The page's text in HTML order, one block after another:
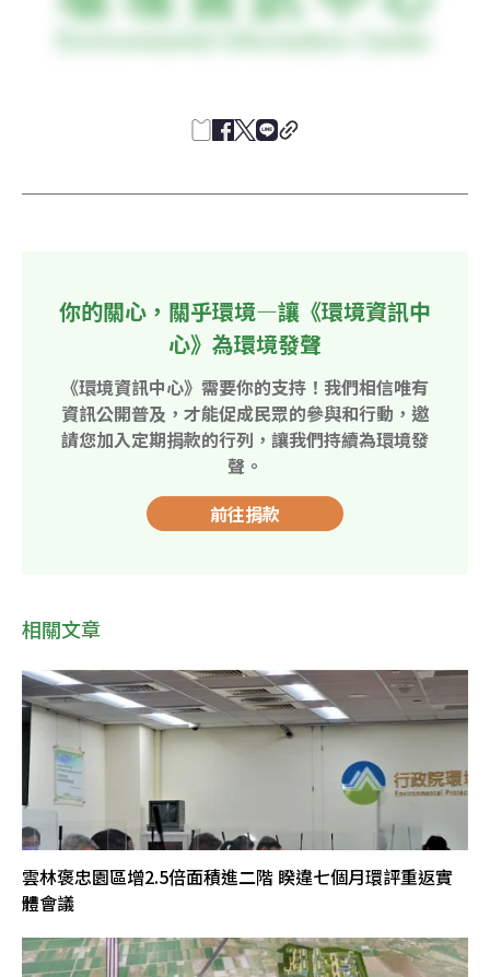
你的關心，關乎環境—讓《環境資訊中
心》為環境發聲
《環境資訊中心》需要你的支持！我們相信唯有
資訊公開普及，才能促成民眾的參與和行動，邀
請您加入定期捐款的行列，讓我們持續為環境發
聲。
前往捐款
相關文章
雲林褒忠園區增2.5倍面積進二階 睽違七個月環評重返實
體會議